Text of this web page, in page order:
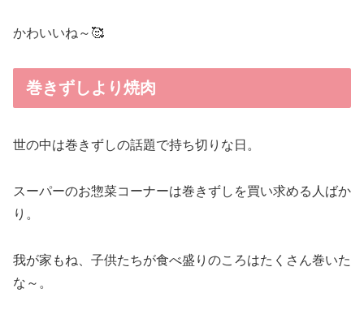
かわいいね～🥰
巻きずしより焼肉
世の中は巻きずしの話題で持ち切りな日。
スーパーのお惣菜コーナーは巻きずしを買い求める人ばか
り。
我が家もね、子供たちが食べ盛りのころはたくさん巻いた
な～。